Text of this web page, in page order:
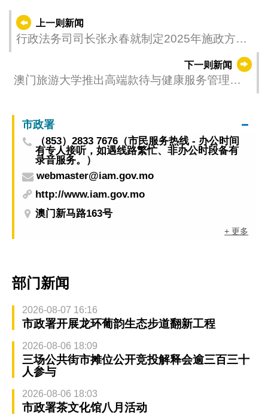
上一则新闻
行政法务司司长张永春就制定2025年施政方针
下一则新闻
澳门旅游大学推出高端款待与健康服务管理理
市政署
（853）2833 7676（市民服务热线 - 办公时间
有专人接听，如遇线路繁忙、非办公时段备有
录音服务。）
webmaster@iam.gov.mo
http://www.iam.gov.mo
澳门新马路163号
+ 更多
部门新闻
2026-08-07 16:16
市政署开展龙环葡韵生态步道翻新工程
2026-08-06 18:09
三场公共街市摊位公开竞投解释会逾三百三十
人参与
2026-08-06 18:03
市政署茶文化馆八月活动